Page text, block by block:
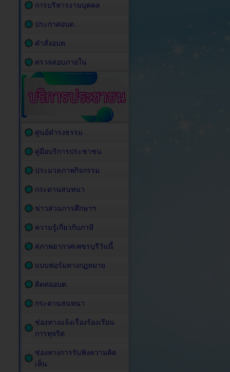
การบริหารงานบุคคล
ประกาศอบต.
คำสั่งอบต.
ตรวจสอบภายใน
ศูนย์ดำรงธรรม
คู่มือบริการประชาชน
ประมวลภาพกิจกรรม
กระดานสนทนา
ข่าวส่วนการศึกษาฯ
ความรู้เกี่ยวกับภาษี
สภาพอากาศเพชรบุรีวันนี้
แบบฟอร์มทางกฏหมาย
ติดต่ออบต.
กระดานสนทนา
ช่องทางแจ้งเรื่องร้องเรียน
การทุจริต
ช่องทางการรับฟังความคิด
เห็น